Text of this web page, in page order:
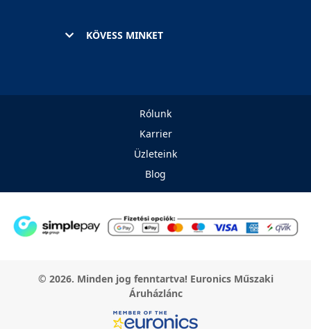
KÖVESS MINKET
Rólunk
Karrier
Üzleteink
Blog
© 2026. Minden jog fenntartva! Euronics Műszaki
Áruházlánc